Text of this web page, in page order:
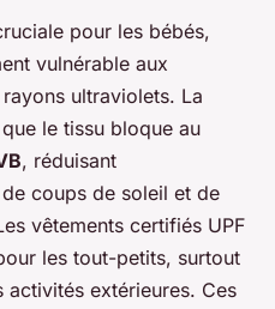
pour les bébés,
vulnérable aux
ultraviolets. La
le tissu bloque au
, réduisant
coups de soleil et de
vêtements certifiés UPF
les tout-petits, surtout
extérieures. Ces